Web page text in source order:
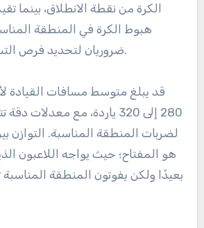
الكرة من نقطة الانطلاق، بينما
هبوط الكرة في المنطقة
ضروريان لتحديد فرص التسجيل في الملعب.
قد يبلغ متوسط مسافات القيادة
لضربات المنطقة المناسبة. التوازن
هو المفتاح؛ حيث يواجه اللاعبون
بعيدًا ولكن يفوتون المنطقة